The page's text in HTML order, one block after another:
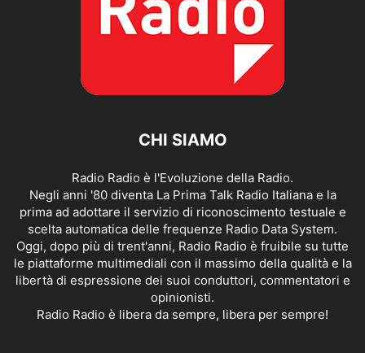
CHI SIAMO
Radio Radio è l'Evoluzione della Radio.
Negli anni '80 diventa La Prima Talk Radio Italiana e la
prima ad adottare il servizio di riconoscimento testuale e
scelta automatica delle frequenze Radio Data System.
Oggi, dopo più di trent'anni, Radio Radio è fruibile su tutte
le piattaforme multimediali con il massimo della qualità e la
libertà di espressione dei suoi conduttori, commentatori e
opinionisti.
Radio Radio è libera da sempre, libera per sempre!